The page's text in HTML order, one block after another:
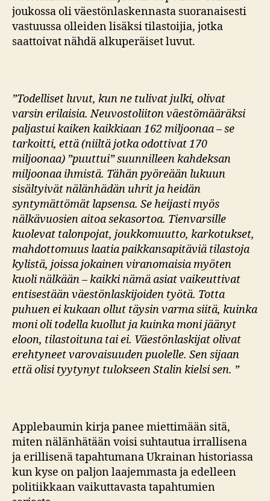
joukossa oli väestönlaskennasta suoranaisesti
vastuussa olleiden lisäksi tilastoijia, jotka
saattoivat nähdä alkuperäiset luvut.
”Todelliset luvut, kun ne tulivat julki, olivat
varsin erilaisia. Neuvostoliiton väestömääräksi
paljastui kaiken kaikkiaan 162 miljoonaa – se
tarkoitti, että (niiltä jotka odottivat 170
miljoonaa) ”puuttui” suunnilleen kahdeksan
miljoonaa ihmistä. Tähän pyöreään lukuun
sisältyivät nälänhädän uhrit ja heidän
syntymättömät lapsensa. Se heijasti myös
nälkävuosien aitoa sekasortoa. Tienvarsille
kuolevat talonpojat, joukkomuutto, karkotukset,
mahdottomuus laatia paikkansapitäviä tilastoja
kylistä, joissa jokainen viranomaisia myöten
kuoli nälkään – kaikki nämä asiat vaikeuttivat
entisestään väestönlaskijoiden työtä. Totta
puhuen ei kukaan ollut täysin varma siitä, kuinka
moni oli todella kuollut ja kuinka moni jäänyt
eloon, tilastoituna tai ei. Väestönlaskijat olivat
erehtyneet varovaisuuden puolelle. Sen sijaan
että olisi tyytynyt tulokseen Stalin kielsi sen. ”
Applebaumin kirja panee miettimään sitä,
miten nälänhätään voisi suhtautua irrallisena
ja erillisenä tapahtumana Ukrainan historiassa
kun kyse on paljon laajemmasta ja edelleen
politiikkaan vaikuttavasta tapahtumien